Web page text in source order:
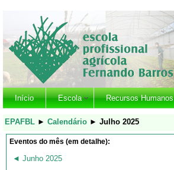
Início Escola Recursos Humanos
EPAFBL ► Calendário ► Julho 2025
Eventos do mês (em detalhe):
◄ Junho 2025